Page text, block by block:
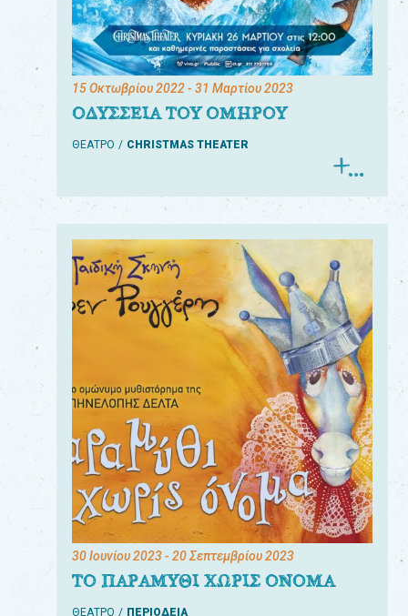
15 Οκτωβρίου 2022- 31 Μαρτίου 2023
ΟΔΥΣΣΕΙΑ ΤΟΥ ΟΜΗΡΟΥ
ΘΕΑΤΡΟ CHRISTMAS THEATER
30 Ιουνίου 2023- 20 Σεπτεμβρίου 2023
ΤΟ ΠΑΡΑΜΥΘΙ ΧΩΡΙΣ ΟΝΟΜΑ
ΘΕΑΤΡΟ ΠΕΡΙΟΔΕΙΑ